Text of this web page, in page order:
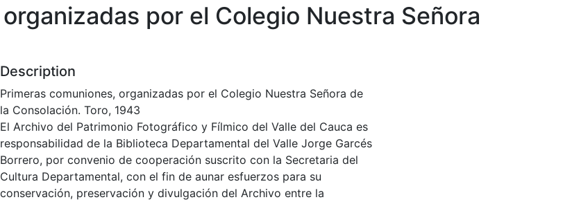
por el Colegio Nuestra Señora
Description
Primeras comuniones, organizadas por el Colegio Nuestra Señora de
la Consolación. Toro, 1943
El Archivo del Patrimonio Fotográfico y Fílmico del Valle del Cauca es
responsabilidad de la Biblioteca Departamental del Valle Jorge Garcés
Borrero, por convenio de cooperación suscrito con la Secretaria del
Cultura Departamental, con el fin de aunar esfuerzos para su
conservación, preservación y divulgación del Archivo entre la